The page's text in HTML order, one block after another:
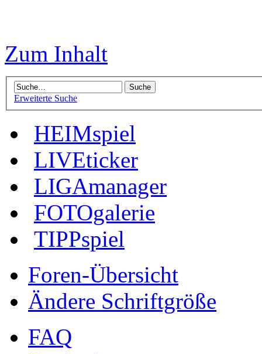
Zum Inhalt
Erweiterte Suche
HEIMspiel
LIVEticker
LIGAmanager
FOTOgalerie
TIPPspiel
Foren-Übersicht
Ändere Schriftgröße
FAQ